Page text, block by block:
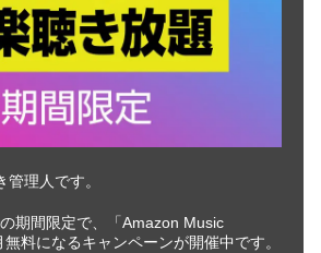
理人です。
期間限定で、「Amazon Music
料になるキャンペーンが開催中です。